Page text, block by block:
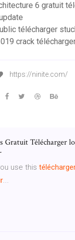
6 gratuit
télécharger
crack
https://ninite.com/
Gratuit Télécharger
use this
...